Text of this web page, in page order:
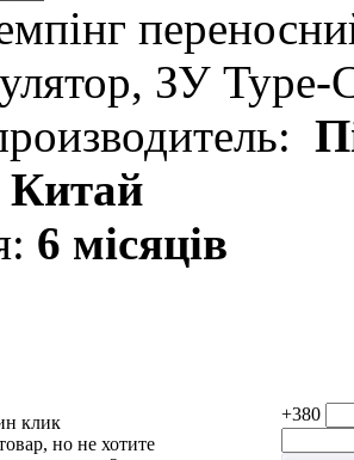
ЗУ Type-
Китай
6 місяців
клик
но не хотите
+380